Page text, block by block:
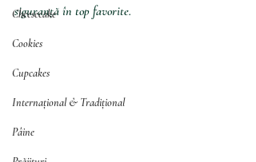
Cheesecake
Cookies
Cupcakes
Internațional & Tradițional
Pâine
siguranță în top favorite.